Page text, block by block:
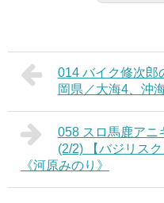
014 バイク修次郎
岡県／大海4、沖
058 スロ馬鹿アニ
(2/2) 【バジリス
《河原みのり》